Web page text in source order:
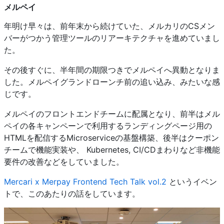
メルペイ
年明け早々は、前年末から続けていた、メルカリのCSメン
バーがつかう管理ツールのリアーキテクチャを進めていまし
た。
その後すぐに、半年間の期限つきでメルペイへ異動となりま
した。メルペイグランドローンチ前の追い込み、みたいな感
じです。
メルペイのフロントエンドチームに配属となり、前半はメル
ペイの各キャンペーンで利用するランディングページ用の
HTMLを配信するMicroserviceの基盤構築、後半はクーポン
チームで機能実装や、 Kubernetes, CI/CDまわりなど非機能
要件の改善などをしていました。
Mercari x Merpay Frontend Tech Talk vol.2 というイベン
トで、このあたりの話をしています。